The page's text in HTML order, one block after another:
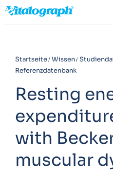
Startseite Wissen
Referenzdatenbank
Resting
with
muscular